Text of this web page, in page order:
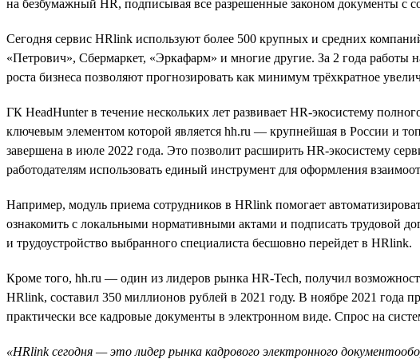
на безбумажный HR, подписывая все разрешенные законом документы с
Сегодня сервис HRlink используют более 500 крупных и средних
«Петрович», Сбермаркет, «Эркафарм» и многие другие. За 2 года работы
роста бизнеса позволяют прогнозировать как минимум трёхкратное
ГК HeadHunter в течение нескольких лет развивает HR-экосистему
ключевым элементом которой является hh.ru — крупнейшая в России и
завершена в июле 2022 года. Это позволит расширить HR-экосистему
работодателям использовать единый инструмент для оформления
Например, модуль приема сотрудников в HRlink помогает
ознакомить с локальными нормативными актами и подписать трудовой
и трудоустройство выбранного специалиста бесшовно перейдет в HRlink.
Кроме того, hh.ru — один из лидеров рынка HR-Tech, получил
HRlink, составил 350 миллионов рублей в 2021 году. В ноябре 2021
практически все кадровые документы в электронном виде. Спрос на
«HRlink сегодня — это лидер рынка кадрового электронного